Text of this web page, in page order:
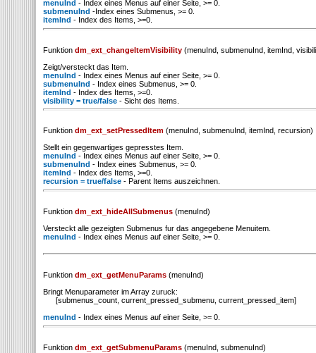
menuInd - Index eines Menus auf einer Seite, >= 0.
submenuInd -Index eines Submenus, >= 0.
itemInd - Index des Items, >=0.
Funktion dm_ext_changeItemVisibility (menuInd, submenuInd, itemInd,
Zeigt/versteckt das Item.
menuInd - Index eines Menus auf einer Seite, >= 0.
submenuInd - Index eines Submenus, >= 0.
itemInd - Index des Items, >=0.
visibility = true/false - Sicht des Items.
Funktion dm_ext_setPressedItem (menuInd, submenuInd, itemInd, recursion)
Stellt ein gegenwartiges gepresstes Item.
menuInd - Index eines Menus auf einer Seite, >= 0.
submenuInd - Index eines Submenus, >= 0.
itemInd - Index des Items, >=0.
recursion = true/false - Parent Items auszeichnen.
Funktion dm_ext_hideAllSubmenus (menuInd)
Versteckt alle gezeigten Submenus fur das angegebene Menuitem.
menuInd - Index eines Menus auf einer Seite, >= 0.
Funktion dm_ext_getMenuParams (menuInd)
Bringt Menuparameter im Array zuruck:
[submenus_count, current_pressed_submenu, current_pressed_item]
menuInd - Index eines Menus auf einer Seite, >= 0.
Funktion dm_ext_getSubmenuParams (menuInd, submenuInd)